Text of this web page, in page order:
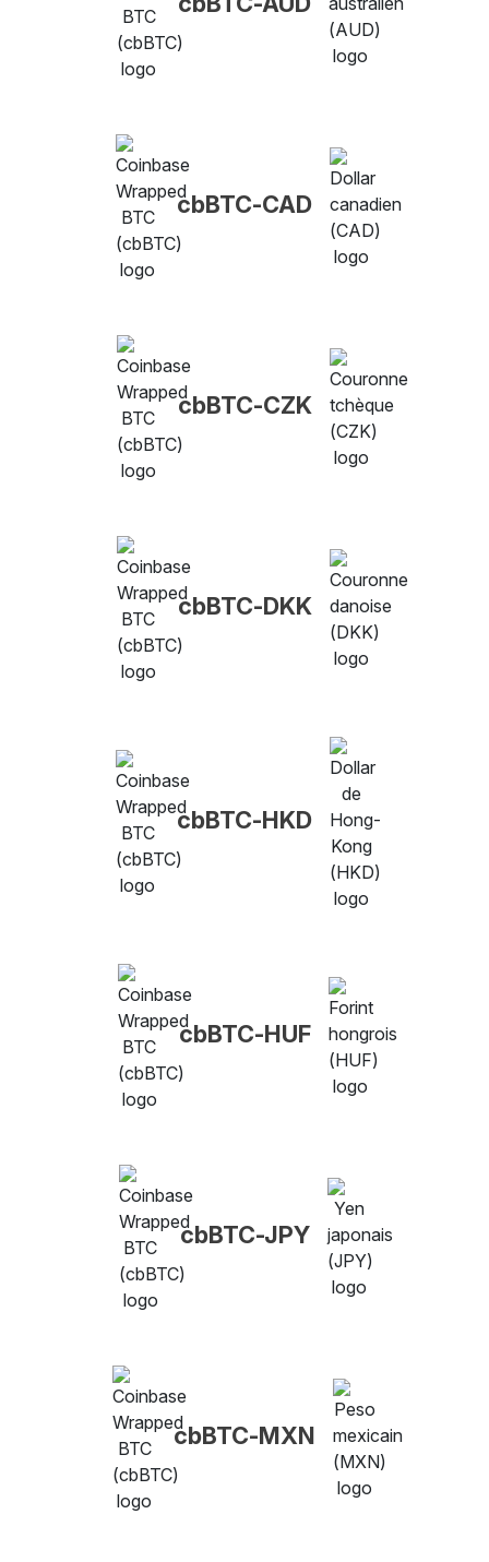
cbBTC-CAD
cbBTC-CZK
cbBTC-DKK
cbBTC-HKD
cbBTC-HUF
cbBTC-JPY
cbBTC-MXN